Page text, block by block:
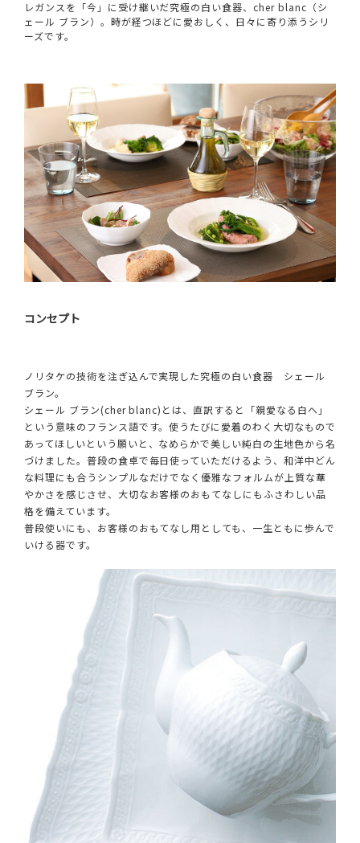
レガンスを「今」に受け継いだ究極の白い食器、cher blanc（シ
ェール ブラン）。時が経つほどに愛おしく、日々に寄り添うシリ
ーズです。
コンセプト
ノリタケの技術を注ぎ込んで実現した究極の白い食器 シェール
ブラン。
シェール ブラン(cher blanc)とは、直訳すると「親愛なる白へ」
という意味のフランス語です。使うたびに愛着のわく大切なもので
あってほしいという願いと、なめらかで美しい純白の生地色から名
づけました。普段の食卓で毎日使っていただけるよう、和洋中どん
な料理にも合うシンプルなだけでなく優雅なフォルムが上質な華
やかさを感じさせ、大切なお客様のおもてなしにもふさわしい品
格を備えています。
普段使いにも、お客様のおもてなし用としても、一生ともに歩んで
いける器です。